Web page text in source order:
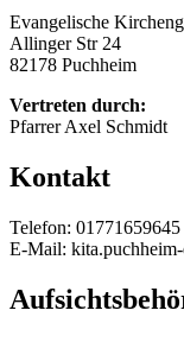
Evangelische
Allinger Str 24
82178 Puchheim
Vertreten durch:
Pfarrer Axel Schmidt
Kontakt
Telefon: 01771659645
E-Mail: